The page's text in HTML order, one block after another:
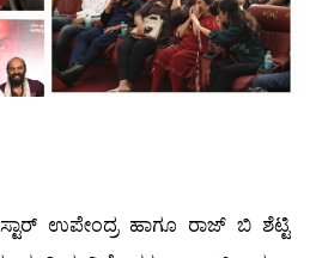
ಉಪೇಂದ್ರ ಹಾಗೂ ರಾಜ್ ಬಿ ಶೆಟ್ಟಿ